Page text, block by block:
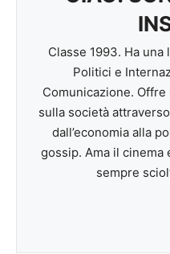
Classe 1993. Ha
Politici e
Comunicazione. Offre
sulla società
dall’economia alla
gossip. Ama il cinema
sempre